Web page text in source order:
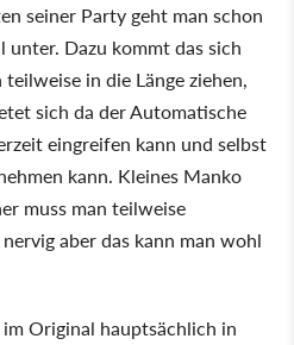
seiner Party geht man schon
unter. Dazu kommt das sich
in die Länge ziehen,
sich da der Automatische
eingreifen kann und selbst
kann. Kleines Manko
muss man teilweise
aber das kann man wohl
Original hauptsächlich in